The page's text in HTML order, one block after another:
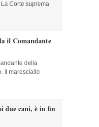
Corte suprema
il Comandante
della
Il maresciallo
due cani, è in fin